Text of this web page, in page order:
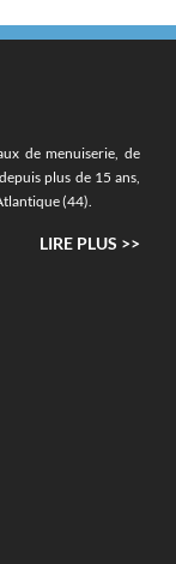
de menuiserie, de
plus de 15 ans,
(44).
LIRE PLUS >>